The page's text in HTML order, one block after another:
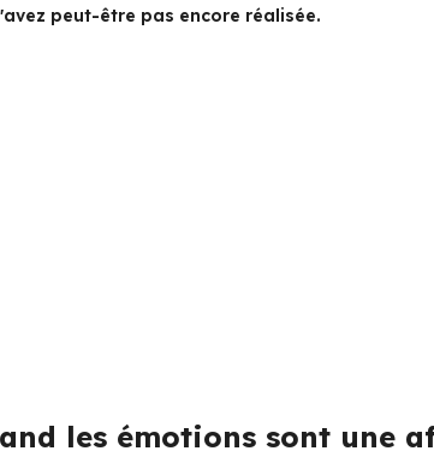
peut-être pas encore réalisée.
les émotions sont une